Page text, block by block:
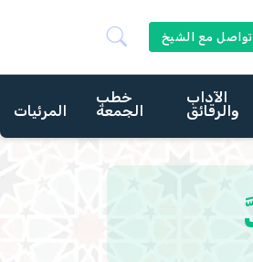
تواصل مع الشيخ
الآداب
والرقائق
خطب
الجمعة المرئيات